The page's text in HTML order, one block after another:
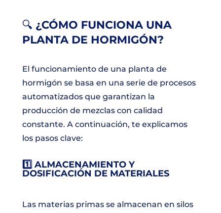
🔍 ¿CÓMO FUNCIONA UNA
PLANTA DE HORMIGÓN?
El funcionamiento de una planta de
hormigón se basa en una serie de procesos
automatizados que garantizan la
producción de mezclas con calidad
constante. A continuación, te explicamos
los pasos clave:
1️⃣ ALMACENAMIENTO Y
DOSIFICACIÓN DE MATERIALES
Las materias primas se almacenan en silos